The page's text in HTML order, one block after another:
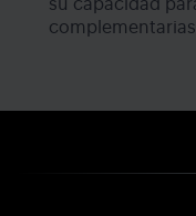
su capacidad